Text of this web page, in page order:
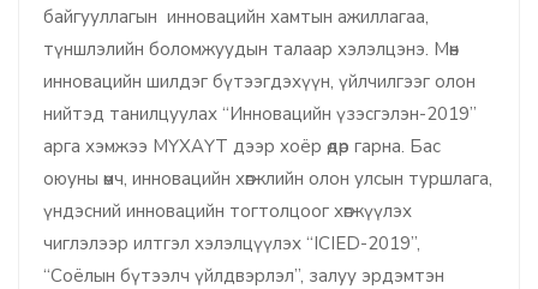
байгууллагын инновацийн хамтын ажиллагаа,
түншлэлийн боломжуудын талаар хэлэлцэнэ. Мөн
инновацийн шилдэг бүтээгдэхүүн, үйлчилгээг олон
нийтэд танилцуулах “Инновацийн үзэсгэлэн-2019”
арга хэмжээ МҮХАҮТ дээр хоёр өдөр гарна. Бас
оюуны өмч, инновацийн хөгжлийн олон улсын туршлага,
үндэсний инновацийн тогтолцоог хөгжүүлэх
чиглэлээр илтгэл хэлэлцүүлэх “ICIED-2019”,
“Соёлын бүтээлч үйлдвэрлэл”, залуу эрдэмтэн